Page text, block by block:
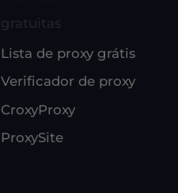
Lista de proxy grátis
Verificador de proxy
CroxyProxy
ProxySite